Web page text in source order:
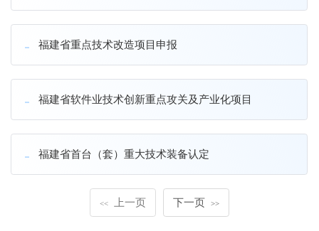
福建省重点技术改造项目申报
福建省软件业技术创新重点攻关及产业化项目
福建省首台（套）重大技术装备认定
<< 上一页 下一页 >>